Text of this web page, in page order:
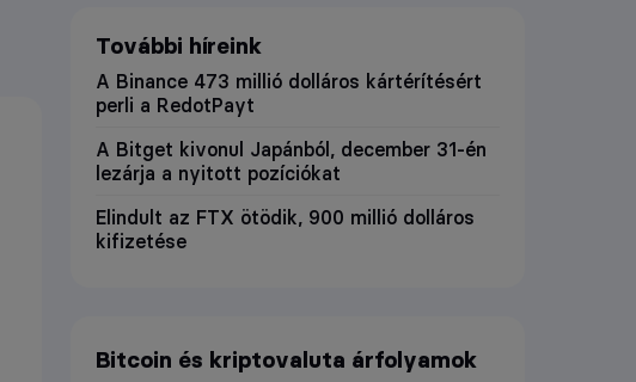
További híreink
A Binance 473 millió dolláros kártérítésért
perli a RedotPayt
A Bitget kivonul Japánból, december 31-én
lezárja a nyitott pozíciókat
Elindult az FTX ötödik, 900 millió dolláros
kifizetése
Bitcoin és kriptovaluta árfolyamok